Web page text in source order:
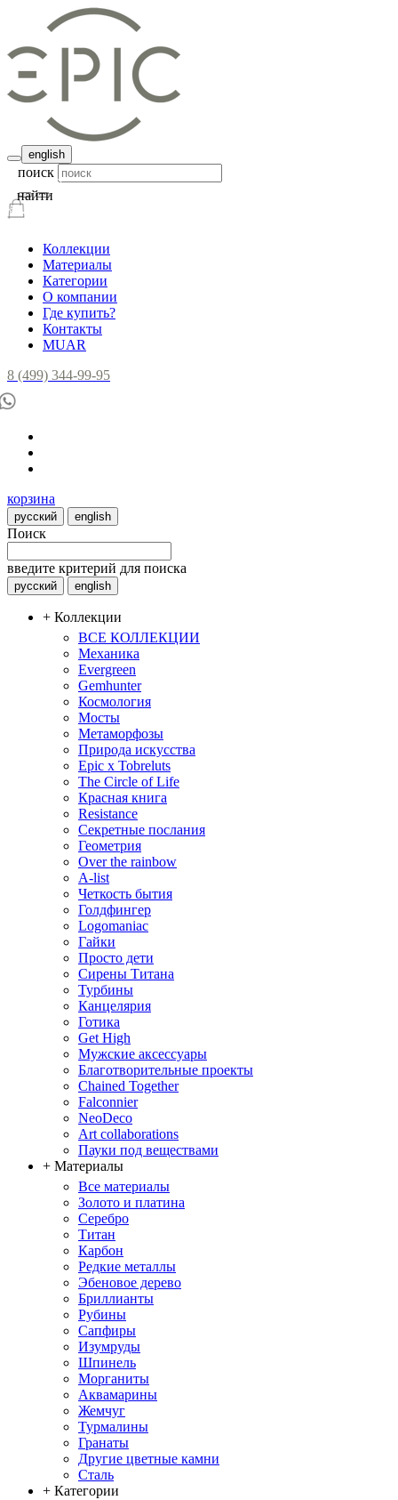
english
поиск
Коллекции
Материалы
Категории
О компании
Где купить?
Контакты
MUAR
8 (499) 344-99-95
корзина
русский english
Поиск
найти
введите критерий для поиска
русский english
+ Коллекции
ВСЕ КОЛЛЕКЦИИ
Механика
Evergreen
Gemhunter
Космология
Мосты
Метаморфозы
Природа искусства
Epic x Tobreluts
The Circle of Life
Красная книга
Resistance
Секретные послания
Геометрия
Over the rainbow
A-list
Четкость бытия
Голдфингер
Logomaniac
Гайки
Просто дети
Сирены Титана
Турбины
Канцелярия
Готика
Get High
Мужские аксессуары
Благотворительные проекты
Chained Together
Falconnier
NeoDeco
Аrt collaborations
Пауки под веществами
+ Материалы
Все материалы
Золото и платина
Серебро
Титан
Карбон
Редкие металлы
Эбеновое дерево
Бриллианты
Рубины
Сапфиры
Изумруды
Шпинель
Морганиты
Аквамарины
Жемчуг
Турмалины
Гранаты
Другие цветные камни
Сталь
+ Категории